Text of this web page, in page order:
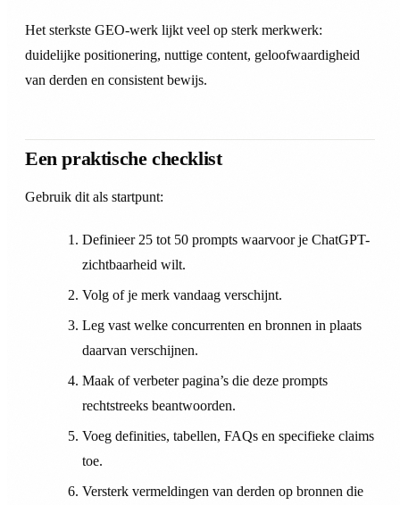
Het sterkste GEO-werk lijkt veel op sterk merkwerk:
duidelijke positionering, nuttige content, geloofwaardigheid
van derden en consistent bewijs.
Een praktische checklist
Gebruik dit als startpunt:
Definieer 25 tot 50 prompts waarvoor je ChatGPT-
zichtbaarheid wilt.
Volg of je merk vandaag verschijnt.
Leg vast welke concurrenten en bronnen in plaats
daarvan verschijnen.
Maak of verbeter pagina’s die deze prompts
rechtstreeks beantwoorden.
Voeg definities, tabellen, FAQs en specifieke claims
toe.
Versterk vermeldingen van derden op bronnen die